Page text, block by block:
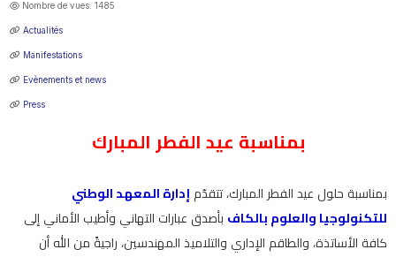
Nombre de vues: 1485
Actualités
Manifestations
Evènements et news
Press
بمناسبة عيد الفطر المبارك
بمناسبة حلول عيد الفطر المبارك، تتقدّم إدارة المعهد الوطني
للتكنولوجيا والعلوم بالكاف بأصدق عبارات التهاني وأطيب الأماني إلى
كافة الأساتذة، والطاقم الإداري والتلاميذ المهندسين، راجيةً من الله أن